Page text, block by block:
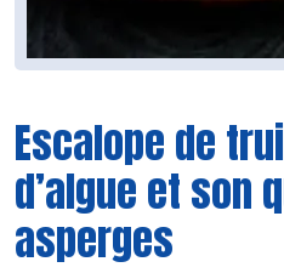
Escalope de
d’algue et son
asperges